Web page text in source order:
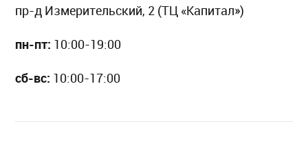
пр-д Измерительский, 2 (ТЦ «Капитал»)
пн-пт: 10:00-19:00
сб-вс: 10:00-17:00